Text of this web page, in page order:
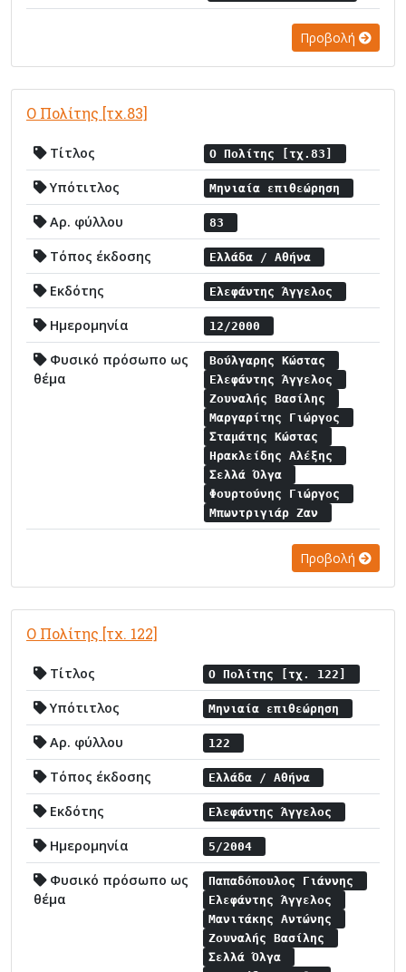
Προβολή
Ο Πολίτης [τχ.83]
Τίτλος Ο Πολίτης [τχ.83]
Υπότιτλος Μηνιαία επιθεώρηση
Αρ. φύλλου 83
Τόπος έκδοσης Ελλάδα / Αθήνα
Εκδότης Ελεφάντης Άγγελος
Ημερομηνία 12/2000
Φυσικό πρόσωπο ως
θέμα
Βούλγαρης Κώστας
Ελεφάντης Άγγελος
Ζουναλής Βασίλης
Μαργαρίτης Γιώργος
Σταμάτης Κώστας
Ηρακλείδης Αλέξης
Σελλά Όλγα
Φουρτούνης Γιώργος
Μπωντριγιάρ Ζαν
Προβολή
Ο Πολίτης [τχ. 122]
Τίτλος Ο Πολίτης [τχ. 122]
Υπότιτλος Μηνιαία επιθεώρηση
Αρ. φύλλου 122
Τόπος έκδοσης Ελλάδα / Αθήνα
Εκδότης Ελεφάντης Άγγελος
Ημερομηνία 5/2004
Φυσικό πρόσωπο ως
θέμα
Παπαδόπουλος Γιάννης
Ελεφάντης Άγγελος
Μανιτάκης Αντώνης
Ζουναλής Βασίλης
Σελλά Όλγα